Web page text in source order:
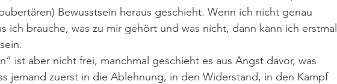
Bewusstsein heraus geschieht. Wenn ich nicht genau
ich brauche, was zu mir gehört und was nicht, dann kann ich erstmal
ist aber nicht frei, manchmal geschieht es aus Angst davor, was
jemand zuerst in die Ablehnung, in den Widerstand, in den Kampf